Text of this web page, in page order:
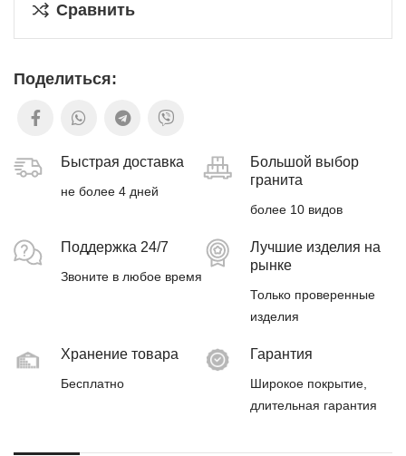
Сравнить
Поделиться:
Быстрая доставка
не более 4 дней
Большой выбор
гранита
более 10 видов
Поддержка 24/7
Звоните в любое время
Лучшие изделия на
рынке
Только проверенные
изделия
Хранение товара
Бесплатно
Гарантия
Широкое покрытие,
длительная гарантия